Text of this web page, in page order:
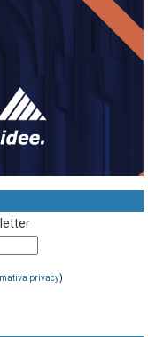
privacy)